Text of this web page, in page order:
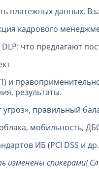
платежных данных.
кадрового
что предлагают
и
результаты.
угроз», правильный
мобильность,
ИБ (PCI DSS и
спикерами!